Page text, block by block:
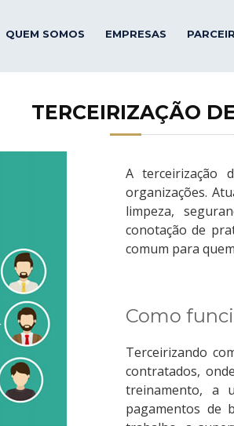
QUEM SOMOS EMPRESAS
TERCEIRIZAÇÃO
A terceirização
organizações.
limpeza,
conotação de
comum para
Como
Terceirizando
contratados,
treinamento, a
pagamentos de